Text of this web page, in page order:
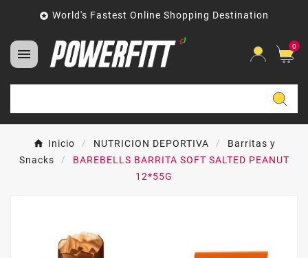
 World's Fastest Online Shopping Destination
 0
Inicio NUTRICION DEPORTIVA
Barritas y
Snacks
BAREBELLS BARRITA SOFT SALTED PEANUT
12*55G